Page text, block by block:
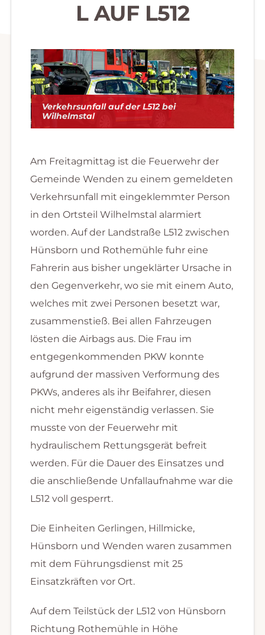
L AUF L512
Verkehrsunfall auf der L512 bei
Wilhelmstal
Am Freitagmittag ist die Feuerwehr der
Gemeinde Wenden zu einem gemeldeten
Verkehrsunfall mit eingeklemmter Person
in den Ortsteil Wilhelmstal alarmiert
worden. Auf der Landstraße L512 zwischen
Hünsborn und Rothemühle fuhr eine
Fahrerin aus bisher ungeklärter Ursache in
den Gegenverkehr, wo sie mit einem Auto,
welches mit zwei Personen besetzt war,
zusammenstieß. Bei allen Fahrzeugen
lösten die Airbags aus. Die Frau im
entgegenkommenden PKW konnte
aufgrund der massiven Verformung des
PKWs, anderes als ihr Beifahrer, diesen
nicht mehr eigenständig verlassen. Sie
musste von der Feuerwehr mit
hydraulischem Rettungsgerät befreit
werden. Für die Dauer des Einsatzes und
die anschließende Unfallaufnahme war die
L512 voll gesperrt.
Die Einheiten Gerlingen, Hillmicke,
Hünsborn und Wenden waren zusammen
mit dem Führungsdienst mit 25
Einsatzkräften vor Ort.
Auf dem Teilstück der L512 von Hünsborn
Richtung Rothemühle in Höhe